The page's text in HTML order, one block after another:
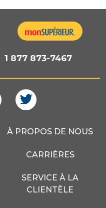
1 877 873-7467
À PROPOS DE NOUS
CARRIÈRES
SERVICE À LA
CLIENTÈLE